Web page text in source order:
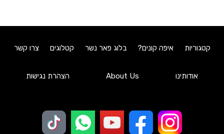
קטגוריות איפה קונים? בלוג פאר נשר קטלוגים צרו קשר
אודותינו About Us הצהרת נגישות